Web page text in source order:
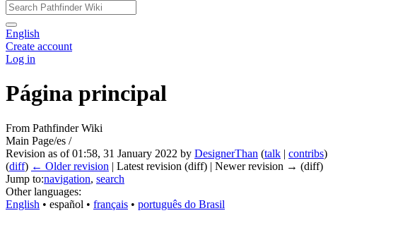
English
Create account
Log in
Página principal
From Pathfinder Wiki
Main Page/es /
Revision as of 01:58, 31 January 2022 by DesignerThan (talk | contribs)
(diff) ← Older revision | Latest revision (diff) | Newer revision → (diff)
Jump to:navigation, search
Other languages:
English • ‎ español • ‎ français • ‎ português do Brasil